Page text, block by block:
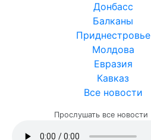
Донбасс
Балканы
Приднестровье
Молдова
Евразия
Кавказ
Все новости
Прослушать все новости